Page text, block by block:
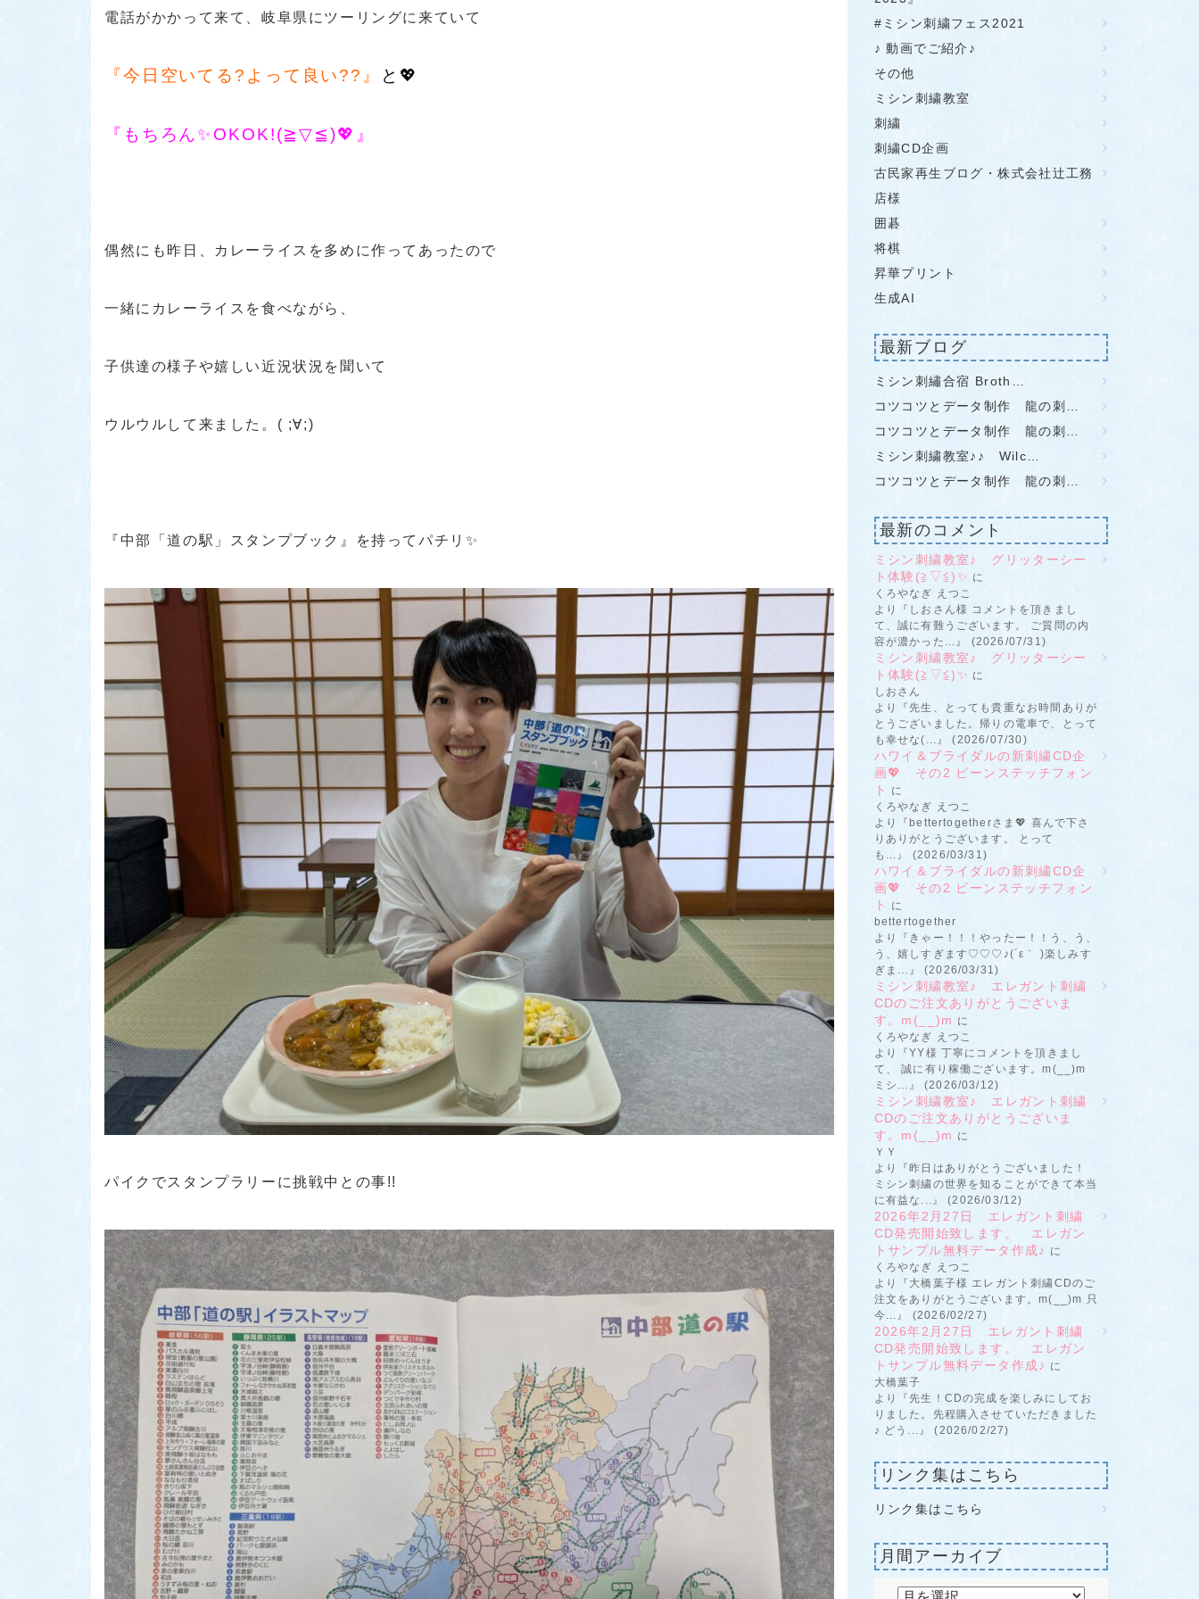
電話がかかって来て、岐阜県にツーリングに来ていて
『今日空いてる?よって良い??』 と💖
『もちろん✨OKOK!(≧▽≦)💖』
偶然にも昨日、カレーライスを多めに作ってあったので
一緒にカレーライスを食べながら、
子供達の様子や嬉しい近況状況を聞いて
ウルウルして来ました。( ;∀;)
『中部「道の駅」スタンプブック』を持ってパチリ✨
パイクでスタンプラリーに挑戦中との事!!
#ミシン刺繍フェス2021
♪ 動画でご紹介♪
その他
ミシン刺繍教室
刺繍
刺繍CD企画
古民家再生ブログ・株式会社辻工務
店様
囲碁
将棋
昇華プリント
生成AI
最新ブログ
ミシン刺繡合宿 Broth…
コツコツとデータ制作 龍の刺…
コツコツとデータ制作 龍の刺…
ミシン刺繍教室♪♪ Wilc…
コツコツとデータ制作 龍の刺…
最新のコメント
ミシン刺繍教室♪ グリッターシー
ト体験(≧▽≦)✨ に
くろやなぎ えつこ
より『しおさん様 コメントを頂きまし
て、誠に有難うございます。 ご質問の内
容が濃かった...』 (2026/07/31)
ミシン刺繍教室♪ グリッターシー
ト体験(≧▽≦)✨ に
しおさん
より『先生、とっても貴重なお時間ありが
とうございました。帰りの電車で、とって
も幸せな(...』 (2026/07/30)
ハワイ＆ブライダルの新刺繍CD企
画💖 その2 ビーンステッチフォン
ト
に
くろやなぎ えつこ
より『bettertogetherさま💖 喜んで下さ
りありがとうございます。 とって
も...』 (2026/03/31)
ハワイ＆ブライダルの新刺繍CD企
画💖 その2 ビーンステッチフォン
ト
に
bettertogether
より『きゃー！！！やったー！！う、う、
う、嬉しすぎます♡♡♡♪(´ε｀ )楽しみす
ぎま...』 (2026/03/31)
ミシン刺繍教室♪ エレガント刺繍
CDのご注文ありがとうございま
す。m(__)m に
くろやなぎ えつこ
より『YY様 丁寧にコメントを頂きまし
て、 誠に有り稼働ございます。m(__)m
ミシ...』 (2026/03/12)
ミシン刺繍教室♪ エレガント刺繍
CDのご注文ありがとうございま
す。m(__)m に
ＹＹ
より『昨日はありがとうございました！
ミシン刺繍の世界を知ることができて本当
に有益な...』 (2026/03/12)
2026年2月27日 エレガント刺繍
CD発売開始致します。 エレガン
トサンプル無料データ作成♪ に
くろやなぎ えつこ
より『大橋葉子様 エレガント刺繍CDのご
注文をありがとうございます。m(__)m 只
今...』 (2026/02/27)
2026年2月27日 エレガント刺繍
CD発売開始致します。 エレガン
トサンプル無料データ作成♪ に
大橋葉子
より『先生！CDの完成を楽しみにしてお
りました。先程購入させていただきました
♪ どう...』 (2026/02/27)
リンク集はこちら
リンク集はこちら
月間アーカイブ